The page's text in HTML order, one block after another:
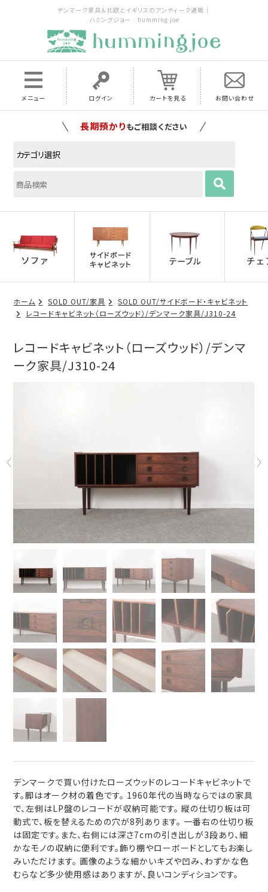
デンマーク家具＆北欧とイギリスのアンティーク通販｜
ハミングジョー humming joe
メニュー ログイン カートを見る お問い合わせ
家具の配送料は全国当店で負担いたします
ホーム SOLD OUT/家具
SOLD OUT/サイドボード・キャビネット
レコードキャビネット（ローズウッド）/デンマーク家具/J310-24
レコードキャビネット（ローズウッド）/デンマ
ーク家具/J310-24
デンマークで買い付けたローズウッドのレコードキャビネットで
す。脚はオーク材の着色です。 1960年代の当時ならではの家具
で、左側はLP盤のレコードが収納可能です。 縦の仕切り板は可
動式で、板を替えるための穴が8列あります。 一番右の仕切り板
は固定です。また、右側には深さ7cmの引き出しが3段あり、細
かなモノの収納に便利です。飾り棚やローボードとしてもお楽し
みいただけます。 画像のような細かいキズや凹み、わずかな色
むらなど多少使用感はありますが、良いコンディションです。